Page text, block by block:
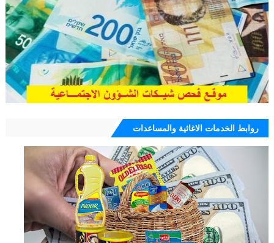
روابط الخدمات الاغاثية والمساعدات